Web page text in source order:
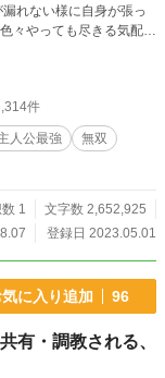
れない様に自身が張っ
々やっても尽きる気配の
よって神を下界に召喚す
は神域に
言うものだった。 神域
ま神になるか人族として
魔王はもう
るだけになるのは嫌なの
元魔王が人族として自
件
人公最強
無双
1
文字数 2,652,925
登録日 2023.05.01
気に入り追加 96
有・調教される、